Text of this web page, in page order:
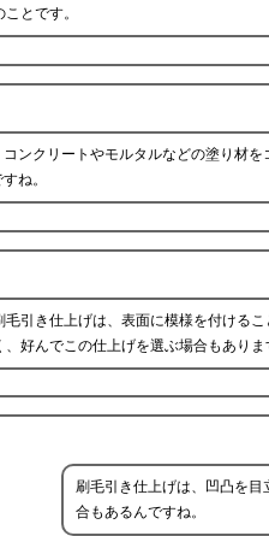
とです。
ンクリートやモルタルなどの塗り材
ね。
毛引き仕上げは、表面に模様を付ける
好んでこの仕上げを選ぶ場合もありま
刷毛引き仕上げは、凹凸を
合もあるんですね。